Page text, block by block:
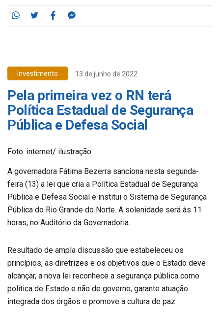
Whatsapp
TwitterFacebook
Investimento 13 de junho de 2022
Pela primeira vez o RN terá
Política Estadual de Segurança
Pública e Defesa Social
Foto: internet/ ilustração
A governadora Fátima Bezerra sanciona nesta segunda-
feira (13) a lei que cria a Política Estadual de Segurança
Pública e Defesa Social e institui o Sistema de Segurança
Pública do Rio Grande do Norte. A solenidade será às 11
horas, no Auditório da Governadoria.
Resultado de ampla discussão que estabeleceu os
princípios, as diretrizes e os objetivos que o Estado deve
alcançar, a nova lei reconhece a segurança pública como
política de Estado e não de governo, garante atuação
integrada dos órgãos e promove a cultura de paz.